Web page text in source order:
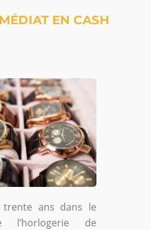
EN CASH
ans dans le
l’horlogerie de